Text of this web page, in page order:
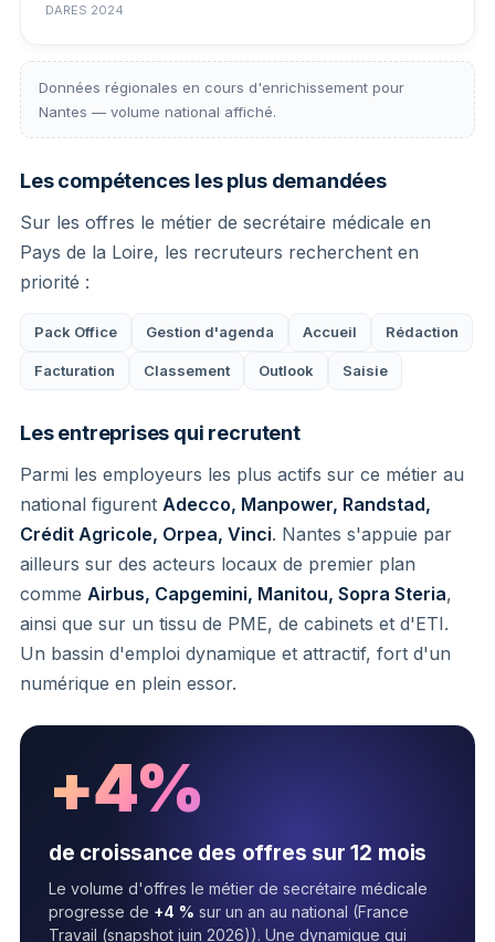
DARES 2024
Données régionales en cours d'enrichissement pour
Nantes — volume national affiché.
Les compétences les plus demandées
Sur les offres le métier de secrétaire médicale en
Pays de la Loire, les recruteurs recherchent en
priorité :
Pack Office Gestion d'agenda Accueil Rédaction
Facturation Classement Outlook Saisie
Les entreprises qui recrutent
Parmi les employeurs les plus actifs sur ce métier au
national figurent Adecco, Manpower, Randstad,
Crédit Agricole, Orpea, Vinci. Nantes s'appuie par
ailleurs sur des acteurs locaux de premier plan
comme Airbus, Capgemini, Manitou, Sopra Steria,
ainsi que sur un tissu de PME, de cabinets et d'ETI.
Un bassin d'emploi dynamique et attractif, fort d'un
numérique en plein essor.
+4%
de croissance des offres sur 12 mois
Le volume d'offres le métier de secrétaire médicale
progresse de +4 % sur un an au national (France
Travail (snapshot juin 2026)). Une dynamique qui